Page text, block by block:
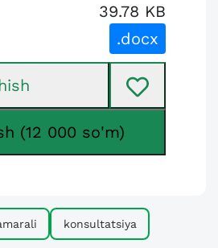
39.78 KB
.docx
(12 000 so'm)
konsultatsiya